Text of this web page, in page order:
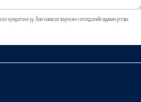
хүндэтгэнэ үү. Хэм хэмжээг зөрчсөн сэтгэгдэлийг админ устгах